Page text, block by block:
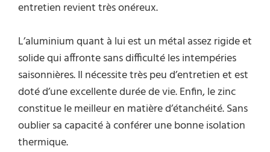
entretien revient très onéreux.
L’aluminium quant à lui est un métal assez rigide et
solide qui affronte sans difficulté les intempéries
saisonnières. Il nécessite très peu d’entretien et est
doté d’une excellente durée de vie. Enfin, le zinc
constitue le meilleur en matière d’étanchéité. Sans
oublier sa capacité à conférer une bonne isolation
thermique.